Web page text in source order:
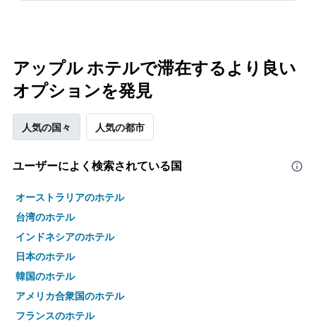
アップル ホテルで滞在するより良い
オプションを発見
人気の国々 人気の都市
ユーザーによく検索されている国
オーストラリアのホテル
台湾のホテル
インドネシアのホテル
日本のホテル
韓国のホテル
アメリカ合衆国のホテル
フランスのホテル